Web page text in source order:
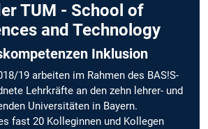
TUM - School of
and Technology
Inklusion
19 arbeiten im Rahmen des BAS!S-
Lehrkräfte an den zehn lehrer- und
Universitäten in Bayern.
fast 20 Kolleginnen und Kollegen